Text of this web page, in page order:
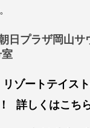
日プラザ岡山サ
ゾートテイス
詳しくはこち